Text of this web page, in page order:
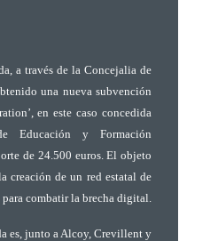
a través de la Concejalia de
una nueva subvención
en este caso concedida
Educación y Formación
de 24.500 euros. El objeto
creación de un red estatal de
combatir la brecha digital.
es, junto a Alcoy, Crevillent y